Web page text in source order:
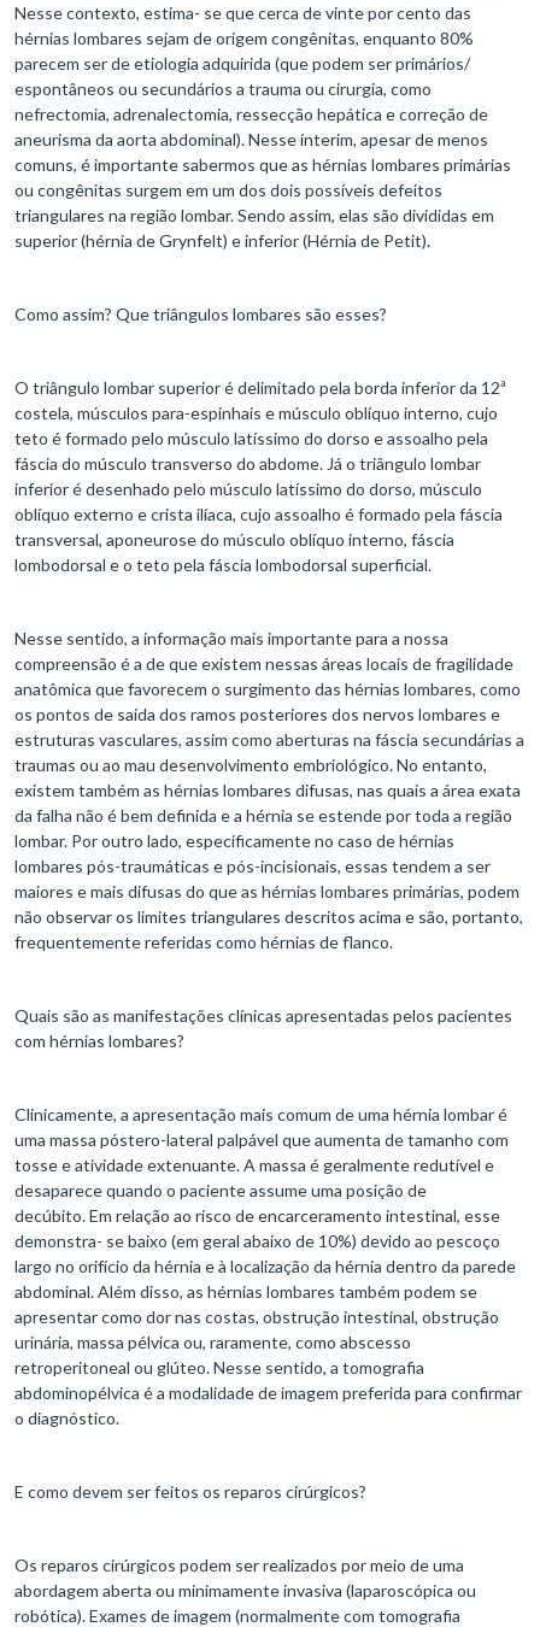
Nesse contexto, estima- se que cerca de vinte por cento das
hérnias lombares sejam de origem congênitas, enquanto 80%
parecem ser de etiologia adquirida (que podem ser primários/
espontâneos ou secundários a trauma ou cirurgia, como
nefrectomia, adrenalectomia, ressecção hepática e correção de
aneurisma da aorta abdominal). Nesse ínterim, apesar de menos
comuns, é importante sabermos que as hérnias lombares primárias
ou congênitas surgem em um dos dois possíveis defeitos
triangulares na região lombar. Sendo assim, elas são divididas em
superior (hérnia de Grynfelt) e inferior (Hérnia de Petit).
Como assim? Que triângulos lombares são esses?
O triângulo lombar superior é delimitado pela borda inferior da 12ª
costela, músculos para-espinhais e músculo oblíquo interno, cujo
teto é formado pelo músculo latíssimo do dorso e assoalho pela
fáscia do músculo transverso do abdome. Já o triângulo lombar
inferior é desenhado pelo músculo latíssimo do dorso, músculo
oblíquo externo e crista ilíaca, cujo assoalho é formado pela fáscia
transversal, aponeurose do músculo oblíquo interno, fáscia
lombodorsal e o teto pela fáscia lombodorsal superficial.
Nesse sentido, a informação mais importante para a nossa
compreensão é a de que existem nessas áreas locais de fragilidade
anatômica que favorecem o surgimento das hérnias lombares, como
os pontos de saída dos ramos posteriores dos nervos lombares e
estruturas vasculares, assim como aberturas na fáscia secundárias a
traumas ou ao mau desenvolvimento embriológico. No entanto,
existem também as hérnias lombares difusas, nas quais a área exata
da falha não é bem definida e a hérnia se estende por toda a região
lombar. Por outro lado, especificamente no caso de hérnias
lombares pós-traumáticas e pós-incisionais, essas tendem a ser
maiores e mais difusas do que as hérnias lombares primárias, podem
não observar os limites triangulares descritos acima e são, portanto,
frequentemente referidas como hérnias de flanco.
Quais são as manifestações clínicas apresentadas pelos pacientes
com hérnias lombares?
Clinicamente, a apresentação mais comum de uma hérnia lombar é
uma massa póstero-lateral palpável que aumenta de tamanho com
tosse e atividade extenuante. A massa é geralmente redutível e
desaparece quando o paciente assume uma posição de
decúbito. Em relação ao risco de encarceramento intestinal, esse
demonstra- se baixo (em geral abaixo de 10%) devido ao pescoço
largo no orifício da hérnia e à localização da hérnia dentro da parede
abdominal. Além disso, as hérnias lombares também podem se
apresentar como dor nas costas, obstrução intestinal, obstrução
urinária, massa pélvica ou, raramente, como abscesso
retroperitoneal ou glúteo. Nesse sentido, a tomografia
abdominopélvica é a modalidade de imagem preferida para confirmar
o diagnóstico.
E como devem ser feitos os reparos cirúrgicos?
Os reparos cirúrgicos podem ser realizados por meio de uma
abordagem aberta ou minimamente invasiva (laparoscópica ou
robótica). Exames de imagem (normalmente com tomografia